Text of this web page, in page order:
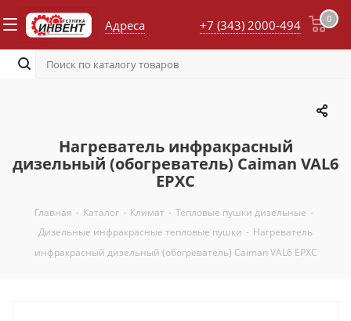
Адреса 0
+7 (343) 2000-494
Нагреватель инфракрасный
дизельный (обогреватель) Caiman VAL6
EPXC
Главная - Каталог - Климат - Тепловые пушки дизельные -
Дизельные инфракрасные тепловые пушки - Нагреватель
инфракрасный дизельный (обогреватель) Caiman VAL6 EPXC